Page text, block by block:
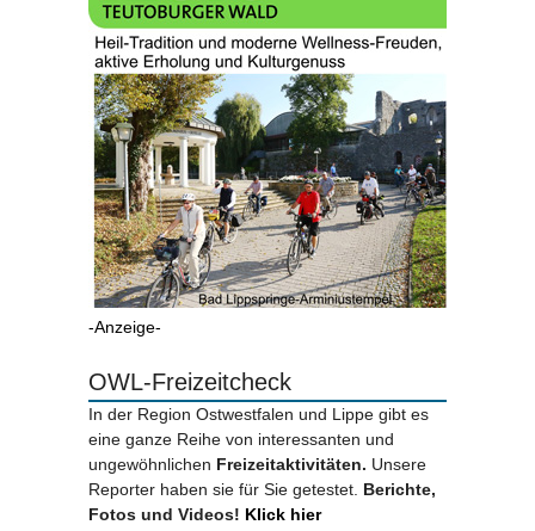
-Anzeige-
OWL-Freizeitcheck
In der Region Ostwestfalen und Lippe gibt es
eine ganze Reihe von interessanten und
ungewöhnlichen Freizeitaktivitäten. Unsere
Reporter haben sie für Sie getestet. Berichte,
Fotos und Videos! Klick hier